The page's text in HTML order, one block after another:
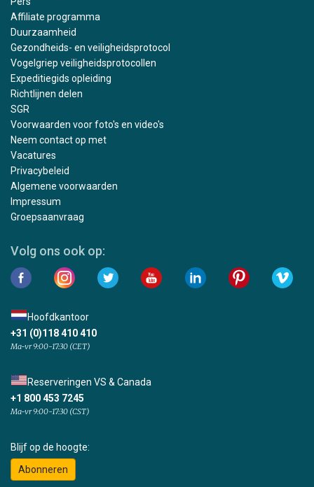
Affiliate programma
Duurzaamheid
Gezondheids- en veiligheidsprotocol
Vogelgriep veiligheidsprotocollen
Expeditiegids opleiding
Richtlijnen delen
SGR
Voorwaarden voor foto's en video's
Neem contact op met
Vacatures
Privacybeleid
Algemene voorwaarden
Impressum
Groepsaanvraag
Volg ons ook op:
Hoofdkantoor
+31 (0)118 410 410
Ma-vr 9:00-17:30 (CET)
Reserveringen VS & Canada
+1 800 453 7245
Ma-vr 9:00-17:30 (CST)
Blijf op de hoogte:
Abonneren